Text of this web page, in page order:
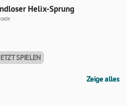
Helix-Sprung
SPIELEN
Zeige alles